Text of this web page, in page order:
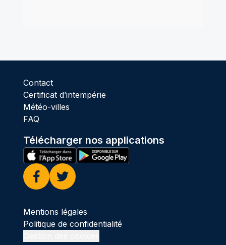
Contact
Certificat d’intempérie
Météo-villes
FAQ
Télécharger nos applications
Facebook
Twitter
Mentions légales
Politique de confidentialité